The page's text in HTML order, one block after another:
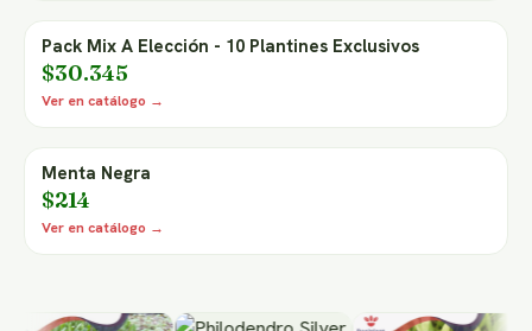
Pack Mix A Elección - 10 Plantines Exclusivos
$30.345
Ver en catálogo →
Menta Negra
$214
Ver en catálogo →